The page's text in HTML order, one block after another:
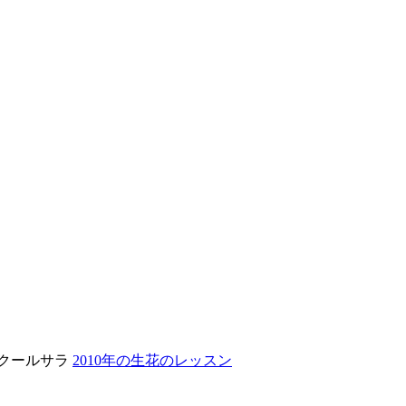
ールサラ 2010年の生花のレッスン